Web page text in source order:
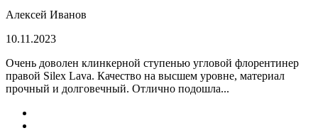
Алексей Иванов
10.11.2023
Очень доволен клинкерной ступенью угловой флорентинер
правой Silex Lava. Качество на высшем уровне, материал
прочный и долговечный. Отлично подошла...